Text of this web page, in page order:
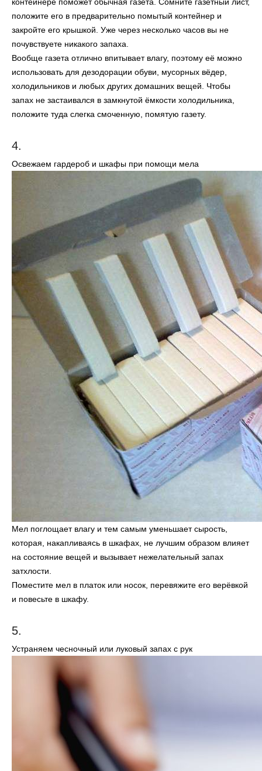
положите его в предварительно помытый контейнер и
закройте его крышкой. Уже через несколько часов вы не
почувствуете никакого запаха.
Вообще газета отлично впитывает влагу, поэтому её можно
использовать для дезодорации обуви, мусорных вёдер,
холодильников и любых других домашних вещей. Чтобы
запах не застаивался в замкнутой ёмкости холодильника,
положите туда слегка смоченную, помятую газету.
4.
Освежаем гардероб и шкафы при помощи мела
Мел поглощает влагу и тем самым уменьшает сырость,
которая, накапливаясь в шкафах, не лучшим образом влияет
на состояние вещей и вызывает нежелательный запах
затхлости.
Поместите мел в платок или носок, перевяжите его верёвкой
и повесьте в шкафу.
5.
Устраняем чесночный или луковый запах с рук